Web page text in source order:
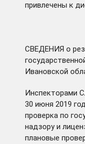
привлечены к
СВЕДЕНИЯ о
Ивановской
Инспекторами
30 июня 2019
проверка по
надзору и
плановые